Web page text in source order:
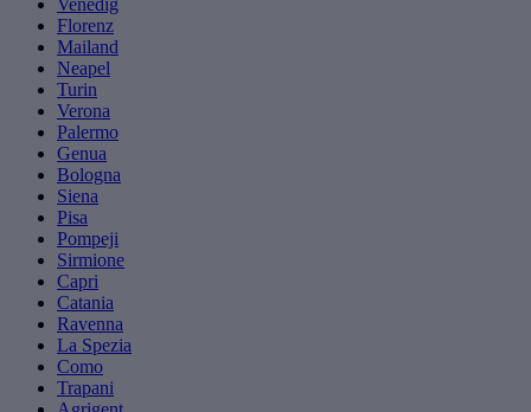
Florenz
Mailand
Neapel
Turin
Verona
Palermo
Genua
Bologna
Siena
Pisa
Pompeji
Sirmione
Capri
Catania
Ravenna
La Spezia
Como
Trapani